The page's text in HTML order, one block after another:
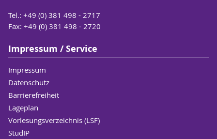
Tel.: +49 (0) 381 498 - 2717
Fax: +49 (0) 381 498 - 2720
Impressum / Service
Impressum
Datenschutz
Barrierefreiheit
Lageplan
Vorlesungsverzeichnis (LSF)
StudIP